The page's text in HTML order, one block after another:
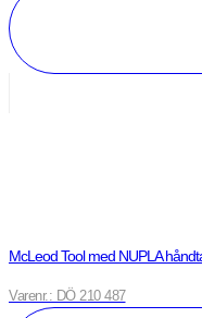
McLeod Tool med NUPLA
Varenr.: DÖ 210 487